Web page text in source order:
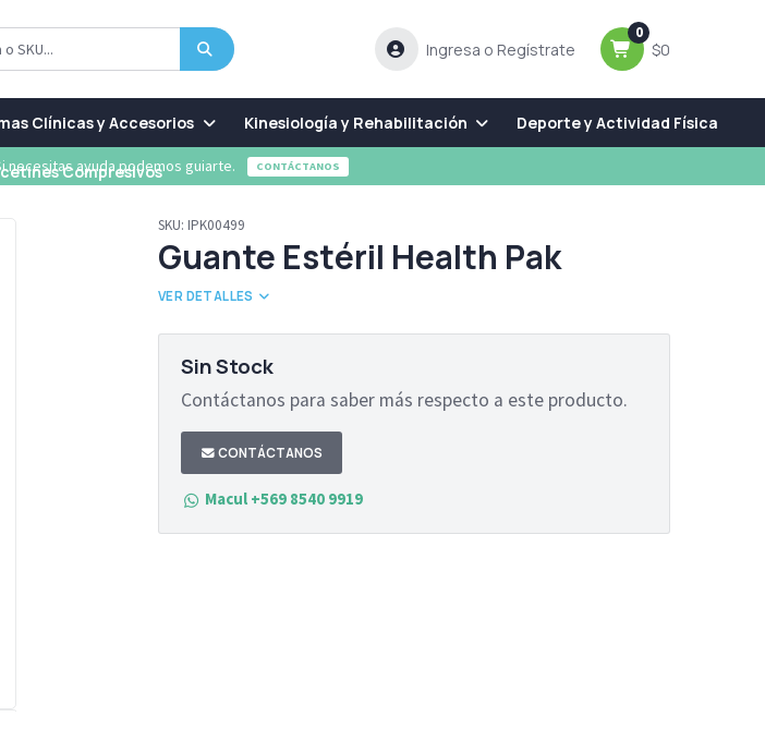
Ingresa o Regístrate
0
$0
Clínicas y Accesorios Kinesiología y Rehabilitación Deporte y Actividad Física
Compresivos
necesitas ayuda podemos guiarte. CONTÁCTANOS
SKU: IPK00499
Guante Estéril Health Pak
VER DETALLES
Sin Stock
Contáctanos para saber más respecto a este producto.
CONTÁCTANOS
Macul +569 8540 9919